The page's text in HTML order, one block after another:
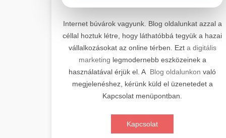
+
Professzionális elektromos roller
javítási és karbantartási szolgáltatások.
Szakértő technikusaink minőségi
szervízt nyújtanak minden jelentős
márkához és modellhez.
Szervizközpont Látogatása
📊 2. Online Marketing
Ügynökség
+
Átfogó online marketing
szolgáltatások, beleértve a SEO-t,
közösségi média kezelést és digitális
hirdetéseket. Növekedés elérése
Elektromos Roller
Internet búvárok vagyunk. Blog oldalunkat azzal a
céllal hoztuk létre, hogy láthatóbbá tegyük a hazai
vállalkozásokat az online térben. Ezt a digitális
marketing legmodernebb eszközeinek a
használatával érjük el. A Blog oldalunkon való
megjelenéshez, kérünk küld el üzenetedet a
Kapcsolat menüpontban.
Kapcsolat